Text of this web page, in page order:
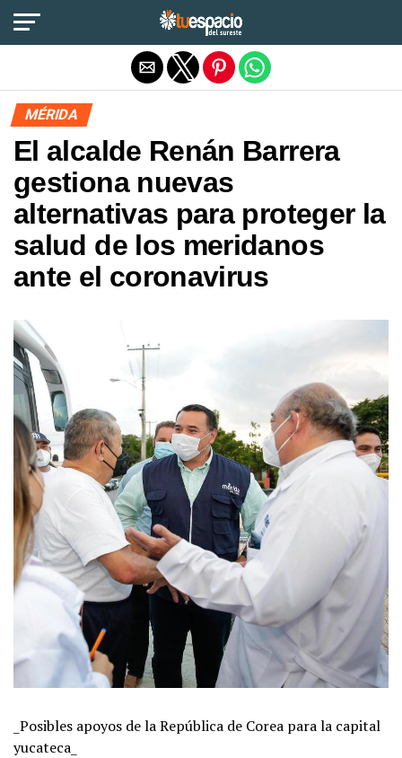
MÉRIDA
El alcalde Renán Barrera
gestiona nuevas
alternativas para proteger la
salud de los meridanos
ante el coronavirus
_Posibles apoyos de la República de Corea para la capital
yucateca_
Salir de la versión móvil